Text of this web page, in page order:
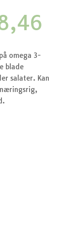
omega 3-
blade
salater. Kan